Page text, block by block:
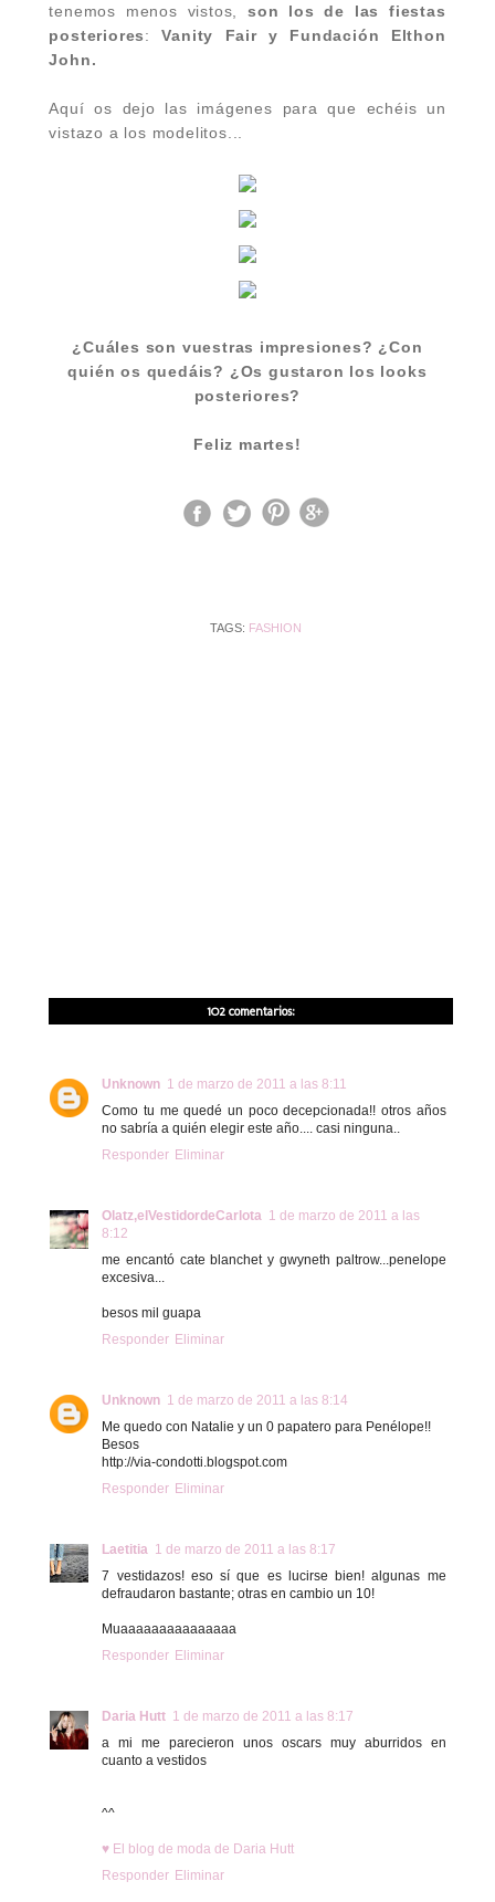
tenemos menos vistos, son los de las fiestas
posteriores:Vanity Fair y Fundación Elthon
John.
Aquí os dejo las imágenes para que echéis un
vistazo a los modelitos...
¿Cuáles son vuestras impresiones? ¿Con
quién os quedáis? ¿Os gustaron los looks
posteriores?
Feliz martes!
TAGS: FASHION
102 comentarios:
Unknown 1 de marzo de 2011 a las 8:11
Como tu me quedé un poco decepcionada!! otros años
no sabría a quién elegir este año.... casi ninguna..
Responder Eliminar
Olatz,elVestidordeCarlota 1 de marzo de 2011 a las
8:12
me encantó cate blanchet y gwyneth paltrow...penelope
excesiva...
besos mil guapa
Responder Eliminar
Unknown 1 de marzo de 2011 a las 8:14
Me quedo con Natalie y un 0 papatero para Penélope!!
Besos
http://via-condotti.blogspot.com
Responder Eliminar
Laetitia 1 de marzo de 2011 a las 8:17
7 vestidazos! eso sí que es lucirse bien! algunas me
defraudaron bastante; otras en cambio un 10!
Muaaaaaaaaaaaaaaa
Responder Eliminar
Daria Hutt 1 de marzo de 2011 a las 8:17
a mi me parecieron unos oscars muy aburridos en
cuanto a vestidos
^^
♥ El blog de moda de Daria Hutt
Responder Eliminar